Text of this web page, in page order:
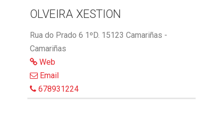
OLVEIRA XESTION
Rua do Prado 6 1ºD. 15123 Camariñas -
Camariñas
Web
Email
678931224